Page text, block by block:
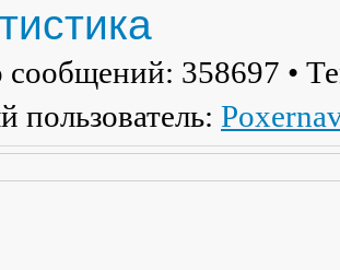
сообщений: 358697 •
пользователь: